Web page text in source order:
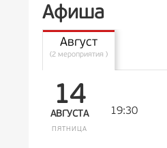
Афиша
Август
(2 мероприятия )
14
АВГУСТА
ПЯТНИЦА
19:30